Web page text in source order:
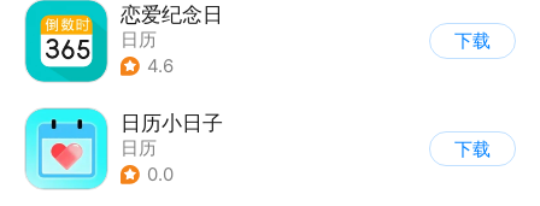
恋爱纪念日
日历
4.6
下载
日历小日子
日历
0.0
下载